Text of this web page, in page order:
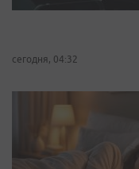
сегодня, 04:32